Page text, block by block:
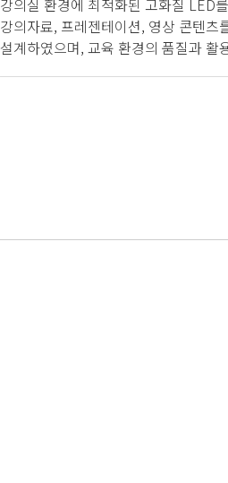
강의실 환경에 최적화된 고화질 LED
강의자료, 프레젠테이션, 영상 콘텐츠
설계하였으며, 교육 환경의 품질과 활